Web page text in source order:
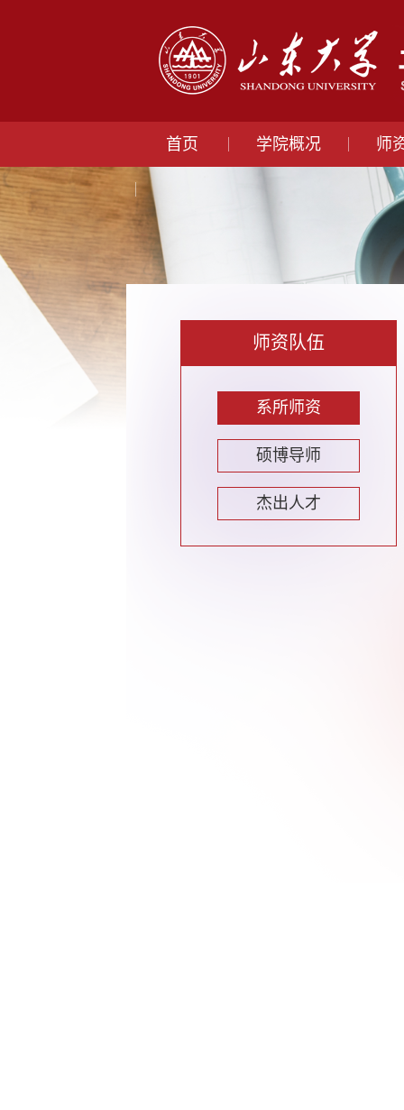
首页 学院概况 师
师资队伍
系所师资
硕博导师
杰出人才